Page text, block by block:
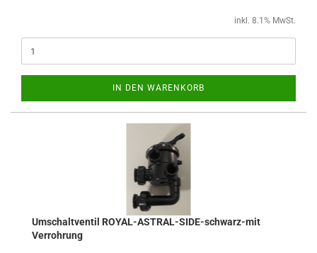
inkl. 8.1% MwSt.
IN DEN WARENKORB
Umschaltventil ROYAL-ASTRAL-SIDE-schwarz-mit
Verrohrung